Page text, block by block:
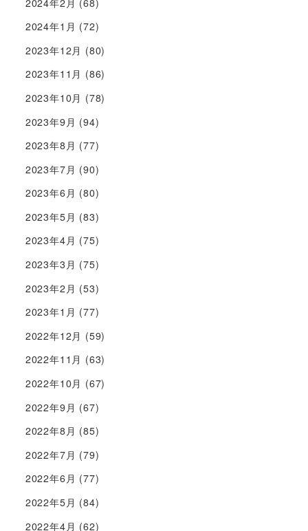
2024年1月 (72)
2023年12月 (80)
2023年11月 (86)
2023年10月 (78)
2023年9月 (94)
2023年8月 (77)
2023年7月 (90)
2023年6月 (80)
2023年5月 (83)
2023年4月 (75)
2023年3月 (75)
2023年2月 (53)
2023年1月 (77)
2022年12月 (59)
2022年11月 (63)
2022年10月 (67)
2022年9月 (67)
2022年8月 (85)
2022年7月 (79)
2022年6月 (77)
2022年5月 (84)
2022年4月 (62)